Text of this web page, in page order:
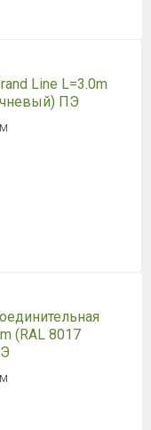
Line L=3.0m
ПЭ
(RAL 8017